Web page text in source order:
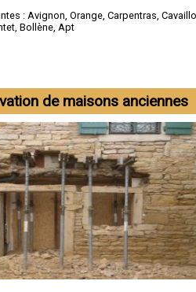
: Avignon ,Orange ,Carpentras ,
,Bollène Apt
de maisons anciennes